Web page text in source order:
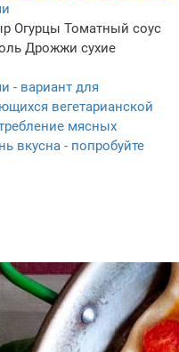
Огурцы Томатный соус
Дрожжи сухие
- вариант для
вегетарианской
мясных
вкусна - попробуйте